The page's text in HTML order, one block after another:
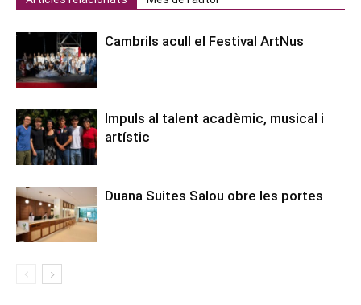
Cambrils acull el Festival ArtNus
Impuls al talent acadèmic, musical i
artístic
Duana Suites Salou obre les portes